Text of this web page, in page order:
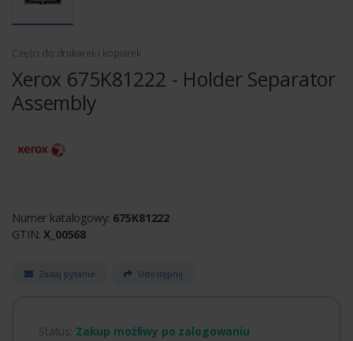
Części do drukarek i kopiarek
Xerox 675K81222 - Holder Separator
Assembly
Numer katalogowy: 675K81222
GTIN:X_00568
Zadaj pytanie Udostępnij
Status: Zakup możliwy po zalogowaniu